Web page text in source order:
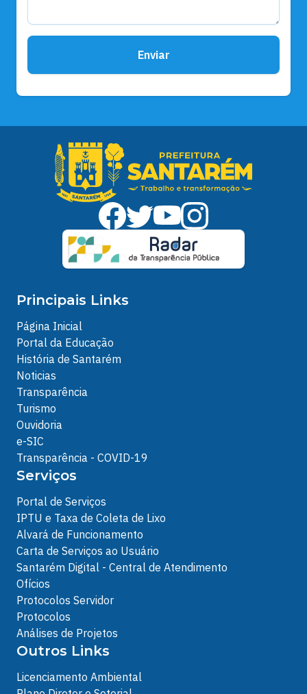
Enviar
Principais Links
Página Inicial
Portal da Educação
História de Santarém
Noticias
Transparência
Turismo
Ouvidoria
e-SIC
Transparência - COVID-19
Serviços
Portal de Serviços
IPTU e Taxa de Coleta de Lixo
Alvará de Funcionamento
Carta de Serviços ao Usuário
Santarém Digital - Central de Atendimento
Ofícios
Protocolos Servidor
Protocolos
Análises de Projetos
Outros Links
Licenciamento Ambiental